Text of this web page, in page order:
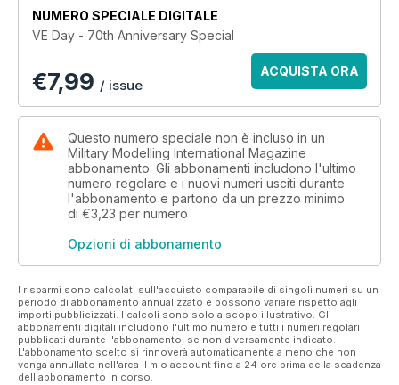
NUMERO SPECIALE DIGITALE
VE Day - 70th Anniversary Special
€7,99 / issue
ACQUISTA ORA
Questo numero speciale non è incluso in un
Military Modelling International Magazine
abbonamento. Gli abbonamenti includono l'ultimo
numero regolare e i nuovi numeri usciti durante
l'abbonamento e partono da un prezzo minimo
di €3,23 per numero
Opzioni di abbonamento
I risparmi sono calcolati sull'acquisto comparabile di singoli numeri su un
periodo di abbonamento annualizzato e possono variare rispetto agli
importi pubblicizzati. I calcoli sono solo a scopo illustrativo. Gli
abbonamenti digitali includono l'ultimo numero e tutti i numeri regolari
pubblicati durante l'abbonamento, se non diversamente indicato.
L'abbonamento scelto si rinnoverà automaticamente a meno che non
venga annullato nell'area Il mio account fino a 24 ore prima della scadenza
dell'abbonamento in corso.